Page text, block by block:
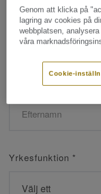
Namn*
Efternamn*
Yrkesfunktion *
Genom att klicka på
lagring av cookies på
webbplatsen,
våra
Cookie-